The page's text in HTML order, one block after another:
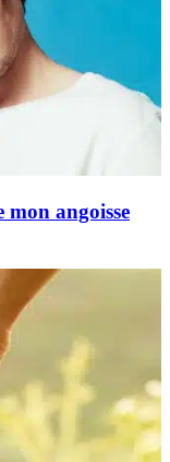
angoisse